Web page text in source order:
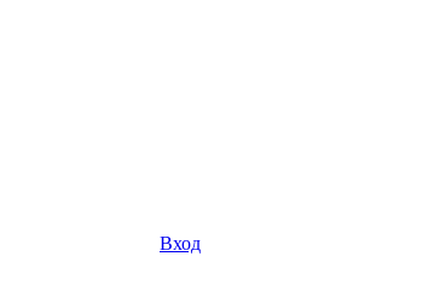
Вход